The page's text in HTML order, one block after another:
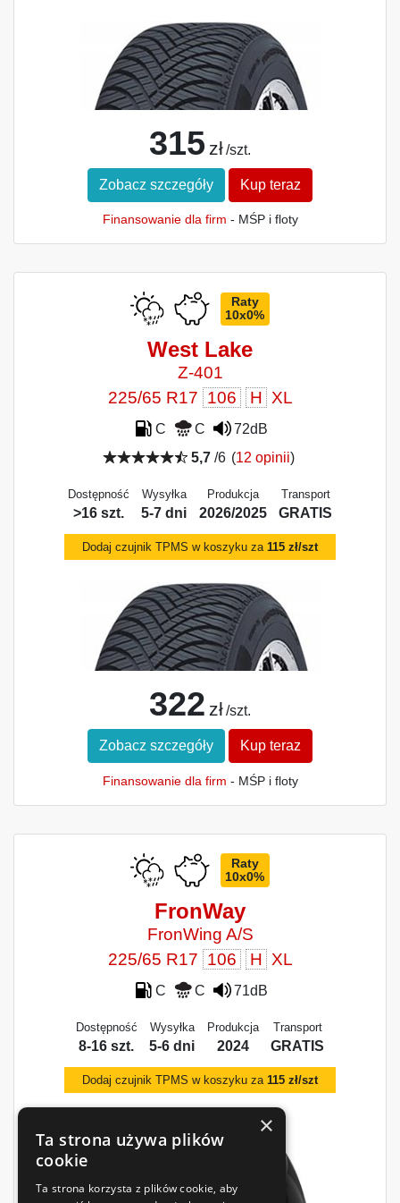
315 zł /szt.
Zobacz szczegóły Kup teraz
Finansowanie dla firm - MŚP i floty
Raty
10x0%
West Lake
Z-401
225/65 R17 106 H XL
C C
72dB
5,7/6 (12 opinii)
Dostępność
>16 szt.
Wysyłka
5-7 dni
Produkcja
2026/2025
Transport
GRATIS
Dodaj czujnik TPMS w koszyku za 115 zł/szt
322 zł /szt.
Zobacz szczegóły Kup teraz
Finansowanie dla firm - MŚP i floty
Raty
10x0%
FronWay
FronWing A/S
225/65 R17 106 H XL
C C 71dB
Dostępność
8-16 szt.
Wysyłka
5-6 dni
Produkcja
2024
Transport
GRATIS
Dodaj czujnik TPMS w koszyku za 115 zł/szt
×
Ta strona używa plików
cookie
Ta strona korzysta z plików cookie, aby